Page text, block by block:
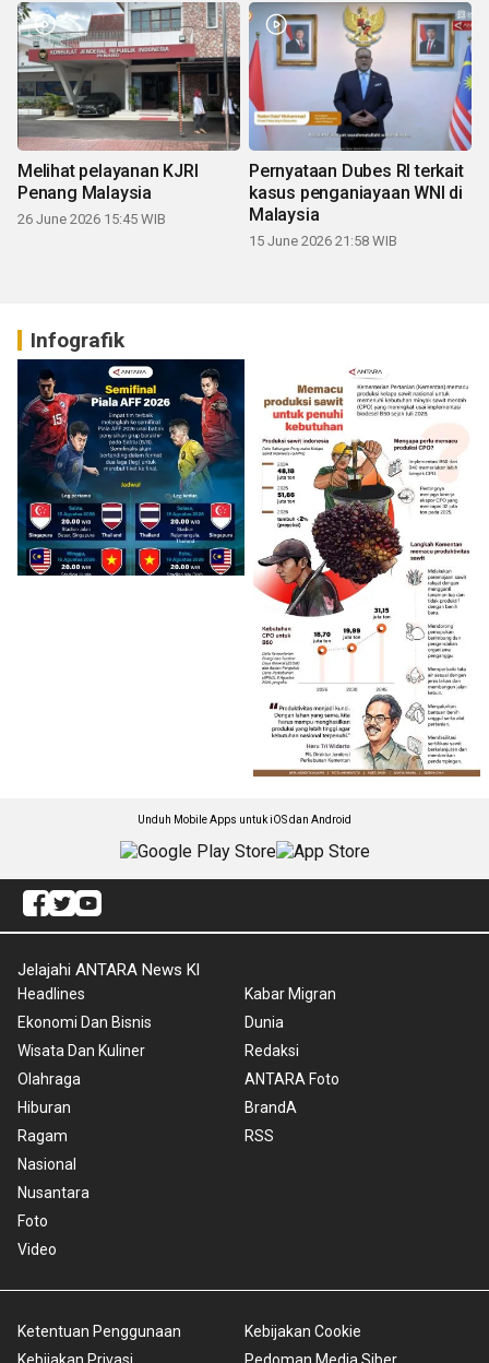
Melihat pelayanan KJRI
Penang Malaysia
26 June 2026 15:45 WIB
Pernyataan Dubes RI terkait
kasus penganiayaan WNI di
Malaysia
15 June 2026 21:58 WIB
Infografik
Unduh Mobile Apps untuk iOS dan Android
Jelajahi ANTARA News Kl
Headlines
Ekonomi Dan Bisnis
Wisata Dan Kuliner
Olahraga
Hiburan
Ragam
Nasional
Nusantara
Foto
Video
Kabar Migran
Dunia
Redaksi
ANTARA Foto
BrandA
RSS
Ketentuan Penggunaan
Kebijakan Cookie